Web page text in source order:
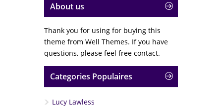
About us
Thank you for using for buying this
theme from Well Themes. If you have
questions, please feel free contact.
Categories Populaires
Lucy Lawless